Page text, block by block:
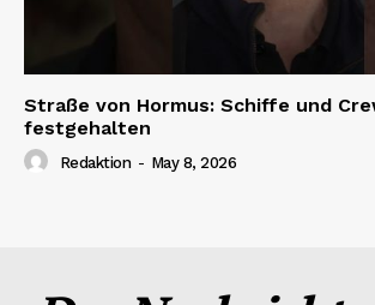
Straße von Hormus: Schiffe und
festgehalten
Redaktion - May 8, 2026